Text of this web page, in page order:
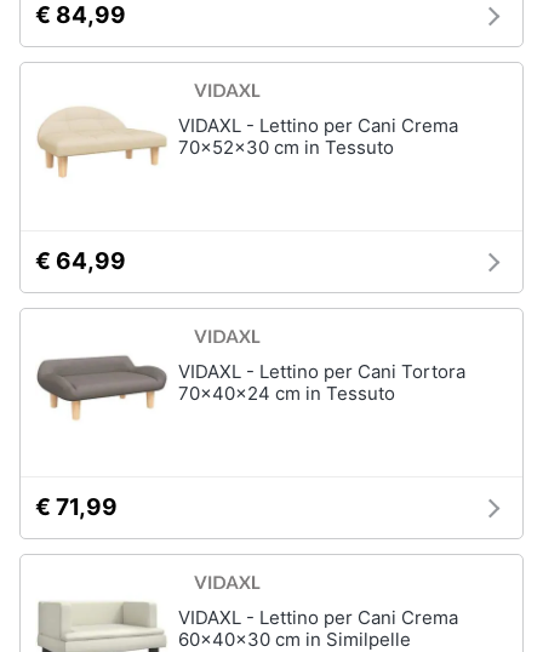
€ 84,99
VIDAXL - Lettino per Cani Crema
70x52x30 cm in Tessuto
€ 64,99
VIDAXL - Lettino per Cani Tortora
70x40x24 cm in Tessuto
€ 71,99
VIDAXL - Lettino per Cani Crema
60x40x30 cm in Similpelle